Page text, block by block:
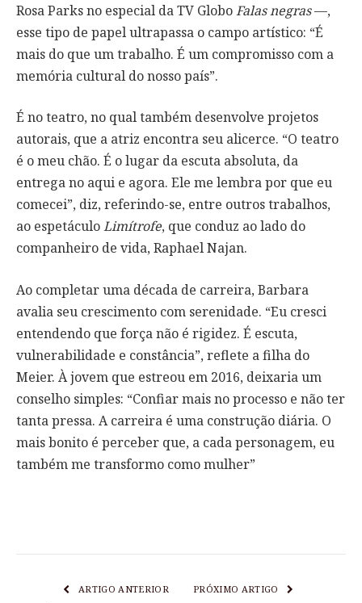
Rosa Parks no especial da TV GloboFalas negras—,
esse tipo de papel ultrapassa o campo artístico: “É
mais do que um trabalho. É um compromisso com a
memória cultural do nosso país”.
É no teatro, no qual também desenvolve projetos
autorais, que a atriz encontra seu alicerce. “O teatro
é o meu chão. É o lugar da escuta absoluta, da
entrega no aqui e agora. Ele me lembra por que eu
comecei”, diz, referindo-se, entre outros trabalhos,
ao espetáculoLimítrofe, que conduz ao lado do
companheiro de vida, Raphael Najan.
Ao completar uma década de carreira, Barbara
avalia seu crescimento com serenidade. “Eu cresci
entendendo que força não é rigidez. É escuta,
vulnerabilidade e constância”, reflete a filha do
Meier. À jovem que estreou em 2016, deixaria um
conselho simples: “Confiar mais no processo e não ter
tanta pressa. A carreira é uma construção diária. O
mais bonito é perceber que, a cada personagem, eu
também me transformo como mulher”
ARTIGO ANTERIOR PRÓXIMO ARTIGO